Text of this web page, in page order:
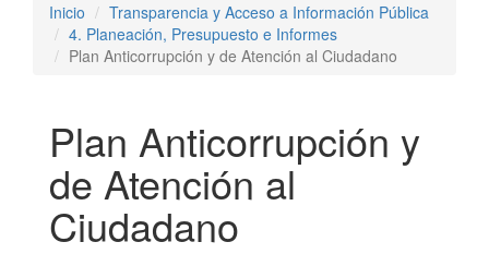
Inicio
Transparencia y Acceso a Información Pública
4. Planeación, Presupuesto e Informes
Plan Anticorrupción y de Atención al Ciudadano
Plan Anticorrupción y
de Atención al
Ciudadano